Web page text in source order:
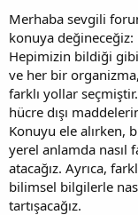
a
n
i
h
i
Merhaba sevgili
konuya
Hepimizin bildiği
ve her bir
farklı yollar
hücre dışı
Konuyu ele alırken,
yerel anlamda nasıl
atacağız. Ayrıca,
bilimsel bilgilerle
tartışacağız.